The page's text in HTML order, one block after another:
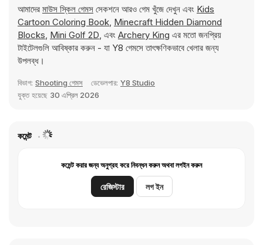
আমাদের মাউস স্কিল গেমস সেকশনে আরও গেম খুঁজে দেখুন এবং Kids
Cartoon Coloring Book, Minecraft Hidden Diamond
Blocks, Mini Golf 2D, এবং Archery King এর মতো জনপ্রিয়
টাইটেলগুলি আবিষ্কার করুন - যা Y8 গেমসে তাৎক্ষণিকভাবে খেলার জন্য
উপলব্ধ।
বিভাগ: Shooting গেমস ডেভেলপার: Y8 Studio
যুক্ত হয়েছে 30 এপ্রিল 2026
কমেন্ট
কমেন্ট করার জন্য অনুগ্রহ করে নিবন্ধন করুন অথবা লগইন করুন
রেজিস্টার লগ ইন